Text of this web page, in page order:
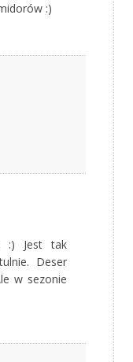
:)
:) Jest tak
Deser
w sezonie